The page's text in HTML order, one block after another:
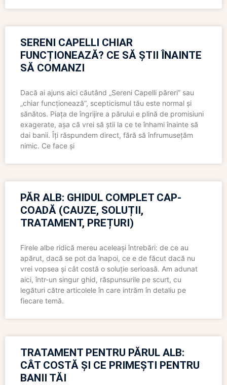
SERENI CAPELLI CHIAR
FUNCȚIONEAZĂ? CE SĂ ȘTII ÎNAINTE
SĂ COMANZI
Dacă ai ajuns aici căutând „Sereni Capelli păreri” sau
„chiar funcționează”, scepticismul tău este normal și
sănătos. Piața de îngrijire a părului e plină de promisiuni
exagerate, așa că vrei să știi la ce te înhami înainte să
dai banii. Îți răspundem direct, fără să înfrumusețăm
nimic. Ce face și
PĂR ALB: GHIDUL COMPLET CAP-
COADĂ (CAUZE, SOLUȚII,
TRATAMENT, PREȚURI)
Firele albe ridică mereu aceleași întrebări: de ce au
apărut, dacă se pot da înapoi, ce e de făcut dacă nu
vrei vopsea și cât costă o soluție serioasă. Am adunat
aici, într-un singur ghid, răspunsurile pe scurt, cu
legături către articolele în care intrăm în detaliu pe
fiecare temă.
TRATAMENT PENTRU PĂRUL ALB:
CÂT COSTĂ ȘI CE PRIMEȘTI PENTRU
BANII TĂI